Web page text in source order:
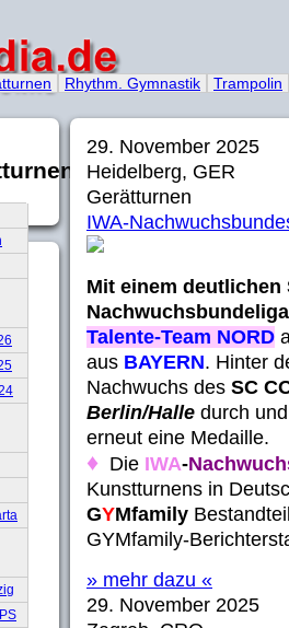
Rhythm. Gymnastik Trampolin
29. November 2025
Heidelberg, GER
Gerätturnen
IWA-
Mit einem deutlichen
Nachwuchsbundeliga
Talente-Team NORD
aus BAYERN. Hinter
Nachwuchs des SC
Berlin/Halle durch
erneut eine Medaille.
♦ Die IWA-
Kunstturnens in
GYMfamily
GYMfamily-
» mehr dazu «
29. November 2025